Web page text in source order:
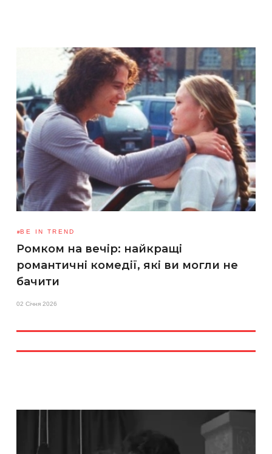
BE IN TREND
Ромком на вечір: найкращі
романтичні комедії, які ви могли не
бачити
02 Січня 2026